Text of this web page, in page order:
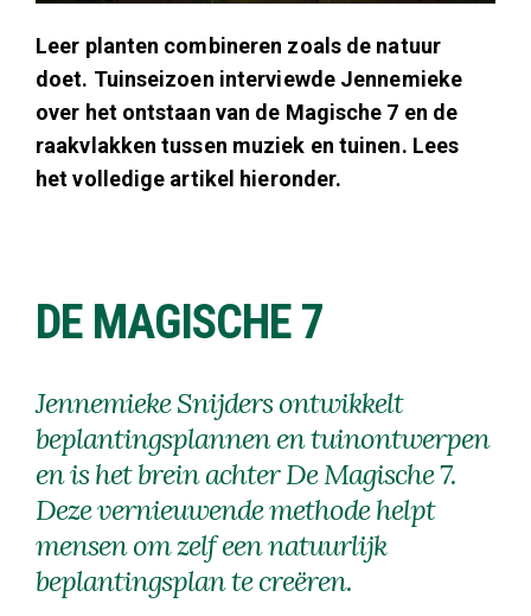
Leer planten combineren zoals de natuur
doet. Tuinseizoen interviewde Jennemieke
over het ontstaan van de Magische 7 en de
raakvlakken tussen muziek en tuinen. Lees
het volledige artikel hieronder.
DE MAGISCHE 7
Jennemieke Snijders ontwikkelt
beplantings­plannen en tuinontwerpen
en is het brein achter De Magische 7.
Deze vernieuwende methode helpt
mensen om zelf een natuurlijk
beplantingsplan te creëren.